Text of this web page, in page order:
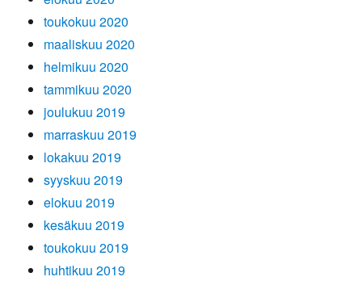
toukokuu 2020
maaliskuu 2020
helmikuu 2020
tammikuu 2020
joulukuu 2019
marraskuu 2019
lokakuu 2019
syyskuu 2019
elokuu 2019
kesäkuu 2019
toukokuu 2019
huhtikuu 2019